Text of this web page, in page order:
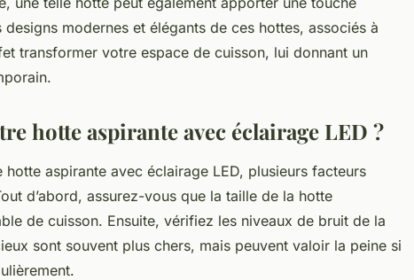
modernes et élégants de ces hottes, associés à
transformer votre espace de cuisson, lui donnant un
hotte aspirante avec éclairage LED ?
aspirante avec éclairage LED, plusieurs facteurs
d’abord, assurez-vous que la taille de la hotte
de cuisson. Ensuite, vérifiez les niveaux de bruit de la
sont souvent plus chers, mais peuvent valoir la peine si